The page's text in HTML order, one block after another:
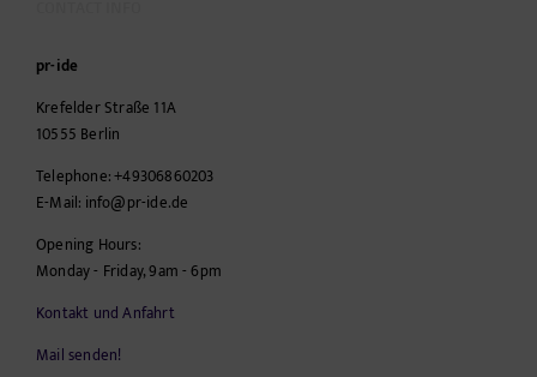
pr-ide
Krefelder Straße 11A
10555 Berlin
Telephone:+49306860203
E-Mail: info@pr-ide.de
Opening Hours:
Monday - Friday, 9am - 6pm
Kontakt und Anfahrt
Mail senden!